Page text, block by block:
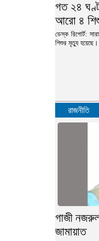
গত ২৪
আরো ৪
ডেস্ক রিপোর্ট:
শিশুর মৃত্যু
রাজনীতি
গাজী
জামায়াত